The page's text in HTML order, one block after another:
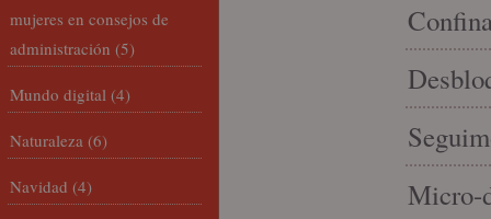
Micro-
mujeres en consejos de
administración (5)
Mundo digital (4)
Naturaleza (6)
Navidad (4)